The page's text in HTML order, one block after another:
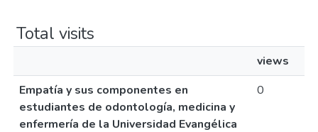
Total visits
views
Empatía y sus componentes en
estudiantes de odontología, medicina y
enfermería de la Universidad Evangélica
0